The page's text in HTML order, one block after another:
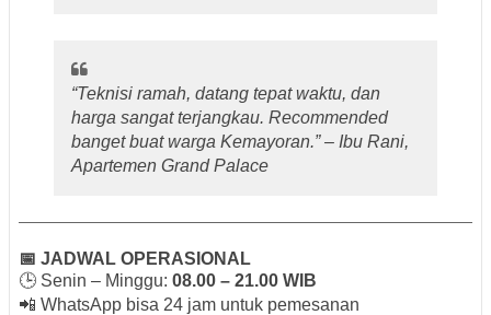
“Teknisi ramah, datang tepat waktu, dan
harga sangat terjangkau. Recommended
banget buat warga Kemayoran.” – Ibu Rani,
Apartemen Grand Palace
📅 JADWAL OPERASIONAL
🕒 Senin – Minggu: 08.00 – 21.00 WIB
📲 WhatsApp bisa 24 jam untuk pemesanan